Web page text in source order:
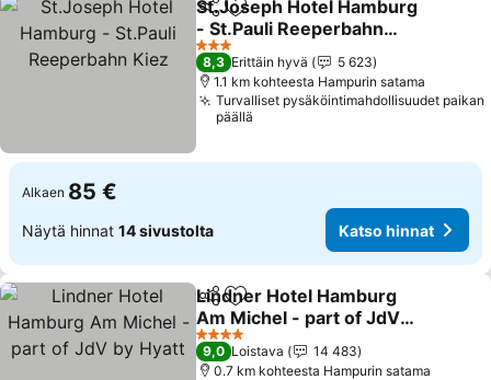
Jaa Lisää suosikkeihin
St.Joseph Hotel Hamburg
- St.Pauli Reeperbahn
Kiez
Katso hinnat
3 Tähtiluokitus
8,3 Erittäin hyvä
5 623
1.1 km kohteesta Hampurin satama
Turvalliset pysäköintimahdollisuudet paikan
päällä
Alkaen 85 €
Näytä hinnat 14 sivustolta Katso hinnat
Jaa Lisää suosikkeihin
Lindner Hotel Hamburg
Am Michel - part of JdV
by Hyatt
Katso hinnat
4 Tähtiluokitus
9,0 Loistava
14 483
0.7 km kohteesta Hampurin satama